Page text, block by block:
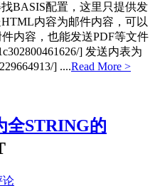
BASIS配置，这里只提供发
内容为邮件内容，可以
内容，也能发送PDF等文件
] 发送内表为
] ....Read More >
全STRING的
论